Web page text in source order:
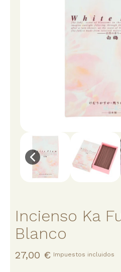
Incienso Ka
Blanco
27,00 € Impuestos incluidos